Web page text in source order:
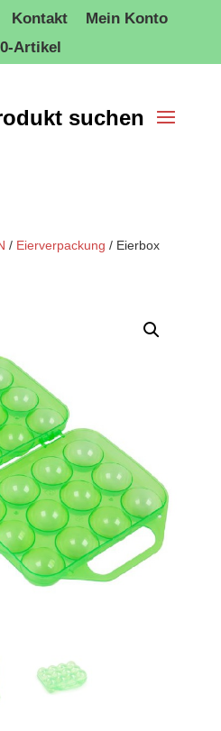
Kontakt
Mein Konto
0-Artikel
/ Eierverpackung / Eierbox